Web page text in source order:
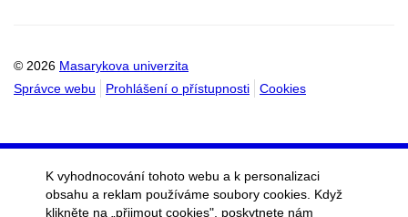
© 2026 Masarykova univerzita
Správce webu
Prohlášení o přístupnosti Cookies
K vyhodnocování tohoto webu a k personalizaci
obsahu a reklam používáme soubory cookies. Když
klikněte na „přijmout cookies", poskytnete nám